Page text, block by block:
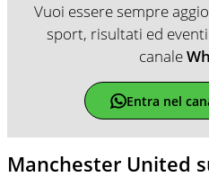
Vuoi essere sempre
sport, risultati ed
canale
Entra nel
Manchester United